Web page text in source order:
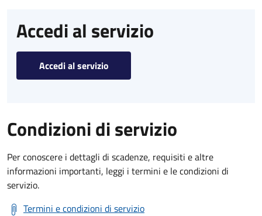
Accedi al servizio
Accedi al servizio
Condizioni di servizio
Per conoscere i dettagli di scadenze, requisiti e altre
informazioni importanti, leggi i termini e le condizioni di
servizio.
Termini e condizioni di servizio